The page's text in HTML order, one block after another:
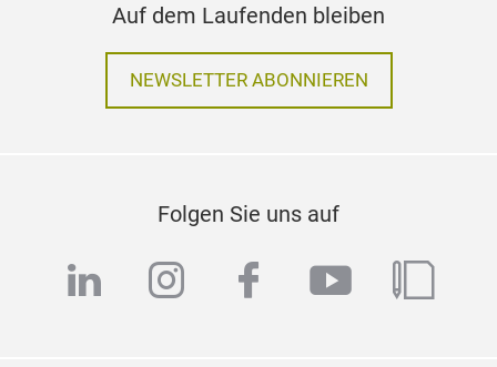
Auf dem Laufenden bleiben
NEWSLETTER ABONNIEREN
Folgen Sie uns auf
linkedininstagram
facebook
youtube
blog